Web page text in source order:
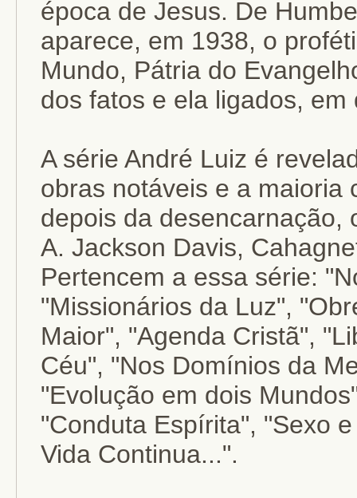
época de Jesus. De
aparece, em 1938, o
Mundo, Pátria do
dos fatos e ela ligados,
A série André Luiz é
obras notáveis e a maioria
depois da desencarnação,
A. Jackson Davis,
Pertencem a essa série:
"Missionários da Luz",
Maior", "Agenda Cristã",
Céu", "Nos Domínios da
"Evolução em dois
"Conduta Espírita", "Sexo
Vida Continua...".